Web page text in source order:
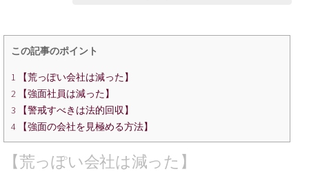
この記事のポイント
1 【荒っぽい会社は減った】
2 【強面社員は減った】
3 【警戒すべきは法的回収】
4 【強面の会社を見極める方法】
【荒っぽい会社は減った】